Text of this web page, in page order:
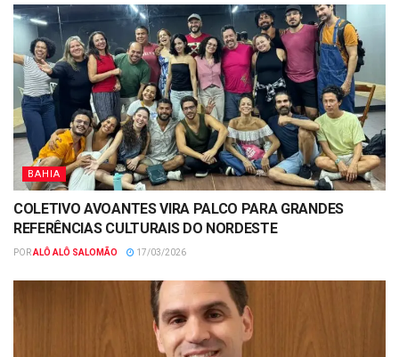
BAHIA
COLETIVO AVOANTES VIRA PALCO PARA GRANDES
REFERÊNCIAS CULTURAIS DO NORDESTE
PORALÔ ALÔ SALOMÃO 17/03/2026